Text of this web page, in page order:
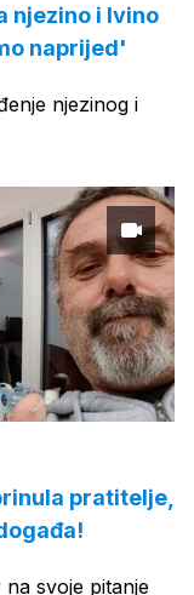
njezino i Ivino
naprijed'
njezinog i
pratitelje,
svoje pitanje